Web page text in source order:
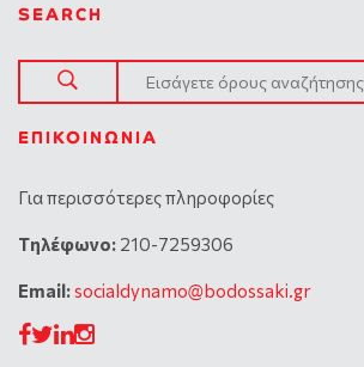
SEARCH
ΕΠΙΚΟΙΝΩΝΊΑ
Για περισσότερες πληροφορίες
Tηλέφωνο: 210-7259306
Email:socialdynamo@bodossaki.gr